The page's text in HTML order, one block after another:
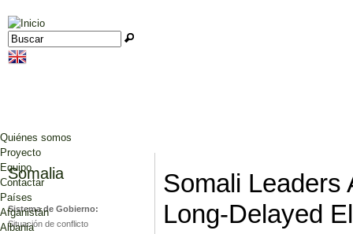
Jump to navigation
Formulario de búsqueda
Buscar
Somali Leaders
Long-Delayed
Quiénes somos
Proyecto
Equipo
Contactar
Países
Afganistán
Albania
Somalia
Sistema de Gobierno:
Situación de conflicto